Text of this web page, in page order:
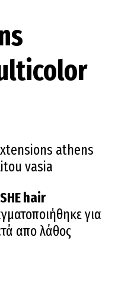
SHE hair
για
απο λάθος